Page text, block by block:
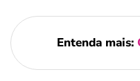
Entenda mais: